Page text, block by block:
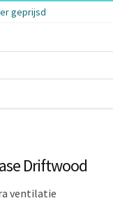
geprijsd
Driftwood
ventilatie